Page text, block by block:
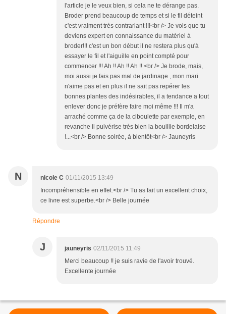
l'article je le veux bien, si cela ne te dérange pas.
Broder prend beaucoup de temps et si le fil déteint
c'est vraiment très contrariant !!!<br /> Je vois que tu
deviens expert en connaissance du matériel à
broder!!! c'est un bon début il ne restera plus qu'à
essayer le fil et l'aiguille en point compté pour
commencer !!! Ah !! Ah !! Ah !! <br /> Je brode, mais,
moi aussi je fais pas mal de jardinage , mon mari
n'aime pas et en plus il ne sait pas repérer les
bonnes plantes des indésirables, il a tendance a tout
enlever donc je préfère faire moi même !!! Il m'a
arraché comme ça de la ciboulette par exemple, en
revanche il pulvérise très bien la bouillie bordelaise
!...<br /> Bonne soirée, à bientôt<br /> Jauneyris
N nicole C 01/11/2015 13:49
Incompréhensible en effet.<br /> Tu as fait un excellent choix,
ce livre est superbe.<br /> Belle journée
Répondre
J jauneyris 02/11/2015 11:49
Merci beaucoup !! je suis ravie de l'avoir trouvé.
Excellente journée